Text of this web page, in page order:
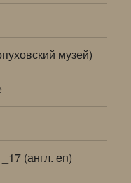
музей)
(англ. en)